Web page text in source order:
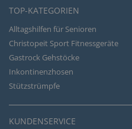
TOP-KATEGORIEN
Alltagshilfen für Senioren
Christopeit Sport Fitnessgeräte
Gastrock Gehstöcke
Inkontinenzhosen
Stützstrümpfe
KUNDENSERVICE